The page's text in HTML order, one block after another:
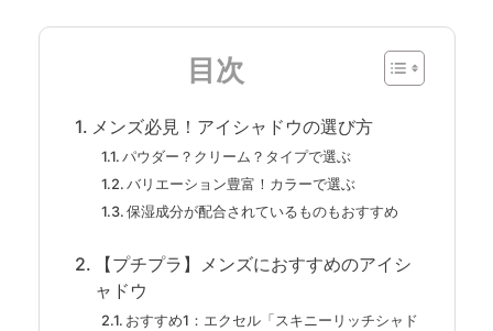
目次
メンズ必見！アイシャドウの選び方
パウダー？クリーム？タイプで選ぶ
バリエーション豊富！カラーで選ぶ
保湿成分が配合されているものもおすすめ
【プチプラ】メンズにおすすめのアイシ
ャドウ
おすすめ1：エクセル「スキニーリッチシャド